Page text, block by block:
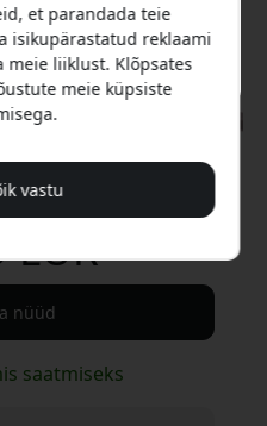
EUR
nüüd
saatmiseks
et parandada teie
isikupärastatud reklaami
liiklust. Klõpsates
meie küpsiste
vastu
maksta.